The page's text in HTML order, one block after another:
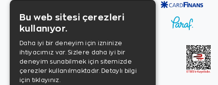
Bu web sitesi çerezleri
kullanıyor.
Daha iyi bir deneyim için izninize
ihtiyacımız var. Sizlere daha iyi bir
deneyim sunabilmek için sitemizde
çerezler kullanılmaktadır. Detaylı bilgi
için tıklayınız.